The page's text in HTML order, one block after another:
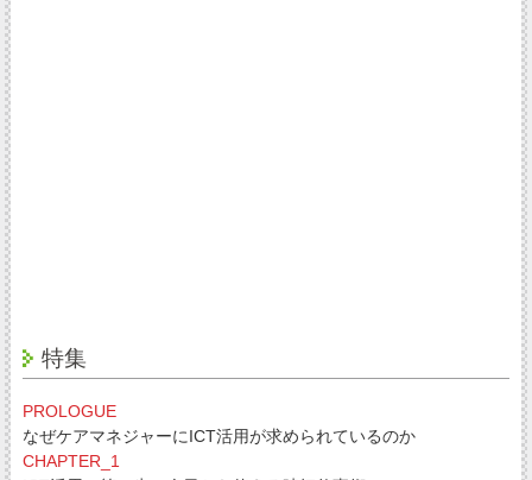
特集
PROLOGUE
なぜケアマネジャーにICT活用が求められているのか
CHAPTER_1